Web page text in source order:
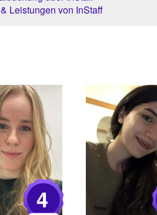
Leistungen von InStaff
4